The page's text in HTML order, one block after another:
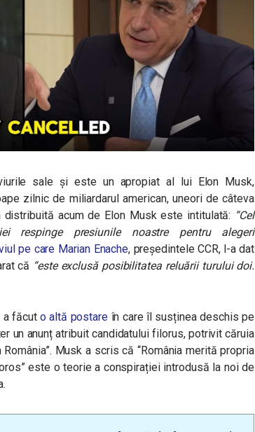
sale și este un apropiat al lui Elon Musk,
zilnic de miliardarul american, uneori de câteva
distribuită acum de Elon Musk este intitulată: “Cel
respinge presiunile noastre pentru alegeri
pe care Marian Enache, președintele CCR, l-a dat
că “este exclusă posibilitatea reluării turului doi.
a făcuto altă postare în care îl susținea deschis pe
un anunț atribuit candidatului filorus, potrivit căruia
Musk a scris că “România merită propria
este o teorie a conspirației introdusă la noi de